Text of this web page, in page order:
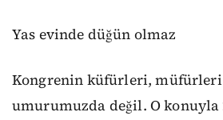
Yas evinde düğün olmaz
Kongrenin küfürleri,
umurumuzda değil. O konuyla